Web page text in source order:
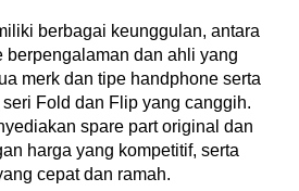
berbagai keunggulan, antara
berpengalaman dan ahli yang
merk dan tipe handphone serta
Fold dan Flip yang canggih.
spare part original dan
harga yang kompetitif, serta
cepat dan ramah.